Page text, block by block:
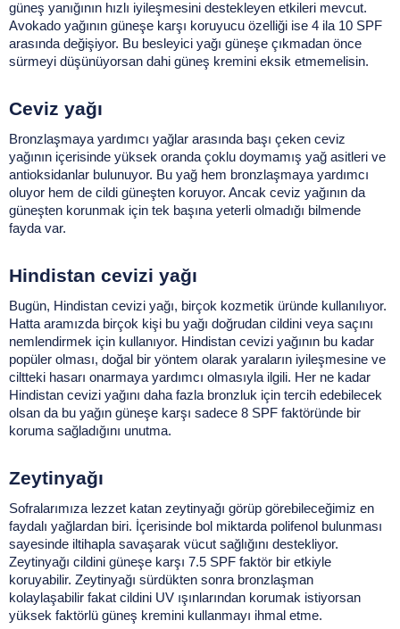
güneş yanığının hızlı iyileşmesini destekleyen etkileri mevcut.
Avokado yağının güneşe karşı koruyucu özelliği ise 4 ila 10 SPF
arasında değişiyor. Bu besleyici yağı güneşe çıkmadan önce
sürmeyi düşünüyorsan dahi güneş kremini eksik etmemelisin.
Ceviz yağı
Bronzlaşmaya yardımcı yağlar arasında başı çeken ceviz
yağının içerisinde yüksek oranda çoklu doymamış yağ asitleri ve
antioksidanlar bulunuyor. Bu yağ hem bronzlaşmaya yardımcı
oluyor hem de cildi güneşten koruyor. Ancak ceviz yağının da
güneşten korunmak için tek başına yeterli olmadığı bilmende
fayda var.
Hindistan cevizi yağı
Bugün, Hindistan cevizi yağı, birçok kozmetik üründe kullanılıyor.
Hatta aramızda birçok kişi bu yağı doğrudan cildini veya saçını
nemlendirmek için kullanıyor. Hindistan cevizi yağının bu kadar
popüler olması, doğal bir yöntem olarak yaraların iyileşmesine ve
ciltteki hasarı onarmaya yardımcı olmasıyla ilgili. Her ne kadar
Hindistan cevizi yağını daha fazla bronzluk için tercih edebilecek
olsan da bu yağın güneşe karşı sadece 8 SPF faktöründe bir
koruma sağladığını unutma.
Zeytinyağı
Sofralarımıza lezzet katan zeytinyağı görüp görebileceğimiz en
faydalı yağlardan biri. İçerisinde bol miktarda polifenol bulunması
sayesinde iltihapla savaşarak vücut sağlığını destekliyor.
Zeytinyağı cildini güneşe karşı 7.5 SPF faktör bir etkiyle
koruyabilir. Zeytinyağı sürdükten sonra bronzlaşman
kolaylaşabilir fakat cildini UV ışınlarından korumak istiyorsan
yüksek faktörlü güneş kremini kullanmayı ihmal etme.